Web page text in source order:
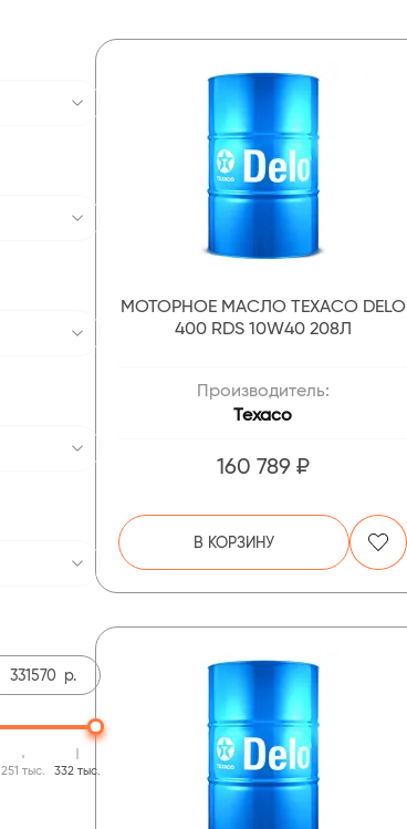
р.
251 тыс. 332 тыс.
МОТОРНОЕ МАСЛО TEXACO DELO
400 RDS 10W40 208Л
Производитель:
Texaco
160 789 ₽
В КОРЗИНУ